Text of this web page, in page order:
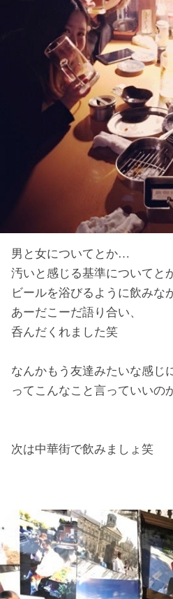
男と女についてとか…
汚いと感じる基準についてと
ビールを浴びるように飲みな
あーだこーだ語り合い、
呑んだくれました笑
なんかもう友達みたいな感じ
ってこんなこと言っていいの
次は中華街で飲みましょ笑